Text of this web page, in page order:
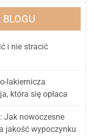
i nie stracić
lakiernicza
która się opłaca
Jak nowoczesne
jakość wypoczynku